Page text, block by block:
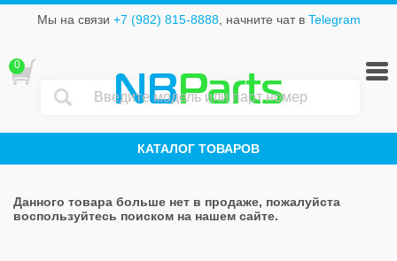
Мы на связи +7 (982) 815-8888, начните чат в Telegram
NBParts
КАТАЛОГ ТОВАРОВ
0
Данного товара больше нет в продаже, пожалуйста
воспользуйтесь поиском на нашем сайте.